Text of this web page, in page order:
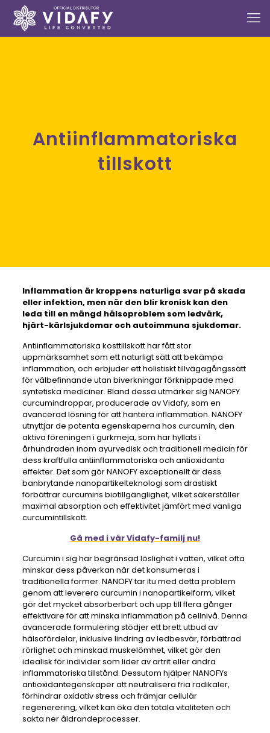
Antiinflammatoriska
tillskott
Inflammation är kroppens naturliga svar på skada
eller infektion, men när den blir kronisk kan den
leda till en mängd hälsoproblem som ledvärk,
hjärt-kärlsjukdomar och autoimmuna sjukdomar.
Antiinflammatoriska kosttillskott har fått stor
uppmärksamhet som ett naturligt sätt att bekämpa
inflammation, och erbjuder ett holistiskt tillvägagångssätt
för välbefinnande utan biverkningar förknippade med
syntetiska mediciner. Bland dessa utmärker sig NANOFY
curcumindroppar, producerade av Vidafy, som en
avancerad lösning för att hantera inflammation. NANOFY
utnyttjar de potenta egenskaperna hos curcumin, den
aktiva föreningen i gurkmeja, som har hyllats i
århundraden inom ayurvedisk och traditionell medicin för
dess kraftfulla antiinflammatoriska och antioxidanta
effekter. Det som gör NANOFY exceptionellt är dess
banbrytande nanopartikelteknologi som drastiskt
förbättrar curcumins biotillgänglighet, vilket säkerställer
maximal absorption och effektivitet jämfört med vanliga
curcumintillskott.
Gå med i vår Vidafy-familj nu!
Curcumin i sig har begränsad löslighet i vatten, vilket ofta
minskar dess påverkan när det konsumeras i
traditionella former. NANOFY tar itu med detta problem
genom att leverera curcumin i nanopartikelform, vilket
gör det mycket absorberbart och upp till flera gånger
effektivare för att minska inflammation på cellnivå. Denna
avancerade formulering stödjer ett brett utbud av
hälsofördelar, inklusive lindring av ledbesvär, förbättrad
rörlighet och minskad muskelömhet, vilket gör den
idealisk för individer som lider av artrit eller andra
inflammatoriska tillstånd. Dessutom hjälper NANOFYs
antioxidantegenskaper att neutralisera fria radikaler,
förhindrar oxidativ stress och främjar cellulär
regenerering, vilket kan öka den totala vitaliteten och
sakta ner åldrandeprocesser.